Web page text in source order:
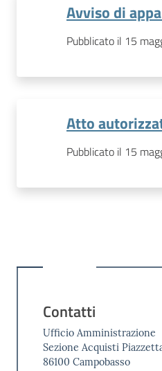
Avviso di
Pubblicato il 15
Atto
Pubblicato il 15
Contatti
Ufficio Amministrazione
Sezione Acquisti
86100 Campobasso